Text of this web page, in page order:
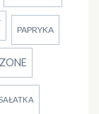
PAPRYKA
SAŁATKA